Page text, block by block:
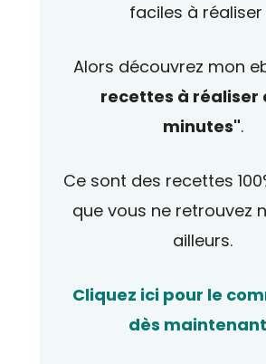
faciles à réaliser
Alors découvrez mon
recettes à réaliser
minutes".
Ce sont des recettes
que vous ne retrouvez
ailleurs.
Cliquez ici pour le
dès